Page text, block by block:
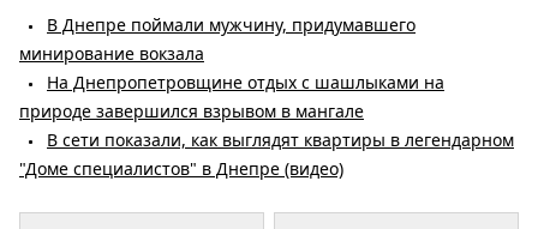
В Днепре поймали мужчину, придумавшего
минирование вокзала
На Днепропетровщине отдых с шашлыками на
природе завершился взрывом в мангале
В сети показали, как выглядят квартиры в легендарном
"Доме специалистов" в Днепре (видео)